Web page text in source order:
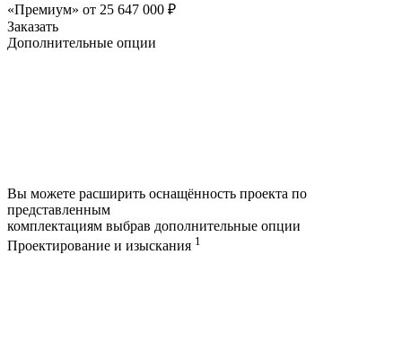
«Премиум» от 25 647 000 ₽
Заказать
Дополнительные опции
Вы можете расширить оснащённость проекта по
представленным
комплектациям выбрав дополнительные опции
Проектирование и изыскания 1